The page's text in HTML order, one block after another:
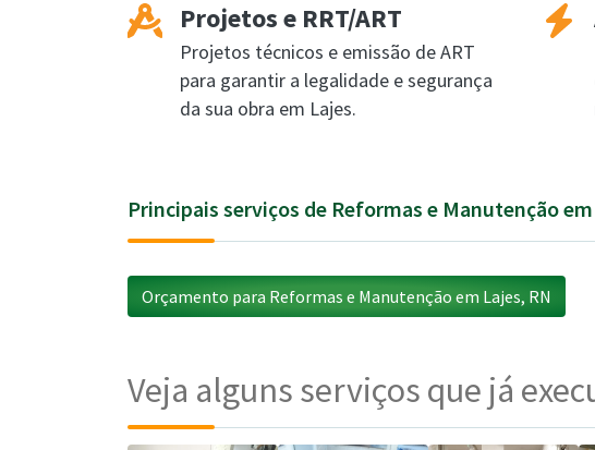
Projetos e RRT/ART
Projetos técnicos e emissão de ART
para garantir a legalidade e segurança
da sua obra em Lajes.
Principais serviços de Reformas e Manutenção
Orçamento para Reformas e Manutenção em Lajes, RN
Veja alguns serviços que já